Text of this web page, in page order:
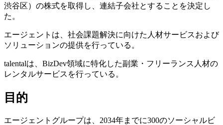
渋谷区）の株式を取得し、連結子会社とすることを決定し
た。
エージェントは、社会課題解決に向けた人材サービスおよび
ソリューションの提供を行っている。
talentalは、BizDev領域に特化した副業・フリーランス人材の
レンタルサービスを行っている。
目的
エージェントグループは、2034年までに300のソーシャルビ